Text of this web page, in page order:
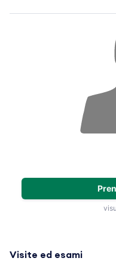
Visite ed esami